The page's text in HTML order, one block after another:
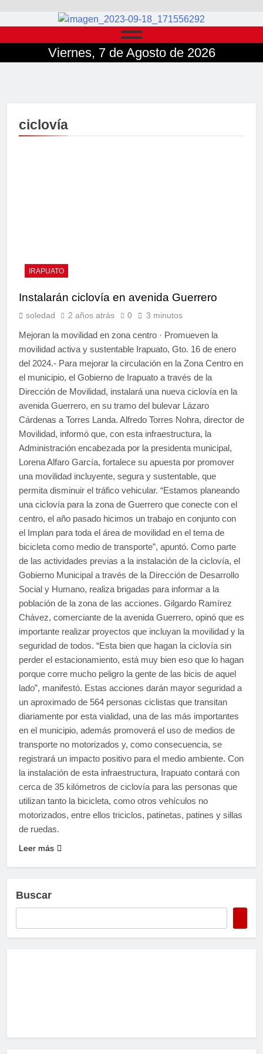
Viernes, 7 de Agosto de 2026
ciclovía
IRAPUATO
Instalarán ciclovía en avenida Guerrero
soledad 2 años atrás 0 3 minutos
Mejoran la movilidad en zona centro · Promueven la
movilidad activa y sustentable Irapuato, Gto. 16 de enero
del 2024.- Para mejorar la circulación en la Zona Centro en
el municipio, el Gobierno de Irapuato a través de la
Dirección de Movilidad, instalará una nueva ciclovía en la
avenida Guerrero, en su tramo del bulevar Lázaro
Cárdenas a Torres Landa. Alfredo Torres Nohra, director de
Movilidad, informó que, con esta infraestructura, la
Administración encabezada por la presidenta municipal,
Lorena Alfaro García, fortalece su apuesta por promover
una movilidad incluyente, segura y sustentable, que
permita disminuir el tráfico vehicular. “Estamos planeando
una ciclovía para la zona de Guerrero que conecte con el
centro, el año pasado hicimos un trabajo en conjunto con
el Implan para toda el área de movilidad en el tema de
bicicleta como medio de transporte”, apuntó. Como parte
de las actividades previas a la instalación de la ciclovía, el
Gobierno Municipal a través de la Dirección de Desarrollo
Social y Humano, realiza brigadas para informar a la
población de la zona de las acciones. Gilgardo Ramírez
Chávez, comerciante de la avenida Guerrero, opinó que es
importante realizar proyectos que incluyan la movilidad y la
seguridad de todos. “Esta bien que hagan la ciclovía sin
perder el estacionamiento, está muy bien eso que lo hagan
porque corre mucho peligro la gente de las bicis de aquel
lado”, manifestó. Estas acciones darán mayor seguridad a
un aproximado de 564 personas ciclistas que transitan
diariamente por esta vialidad, una de las más importantes
en el municipio, además promoverá el uso de medios de
transporte no motorizados y, como consecuencia, se
registrará un impacto positivo para el medio ambiente. Con
la instalación de esta infraestructura, Irapuato contará con
cerca de 35 kilómetros de ciclovía para las personas que
utilizan tanto la bicicleta, como otros vehículos no
motorizados, entre ellos triciclos, patinetas, patines y sillas
de ruedas.
Leer más
Buscar